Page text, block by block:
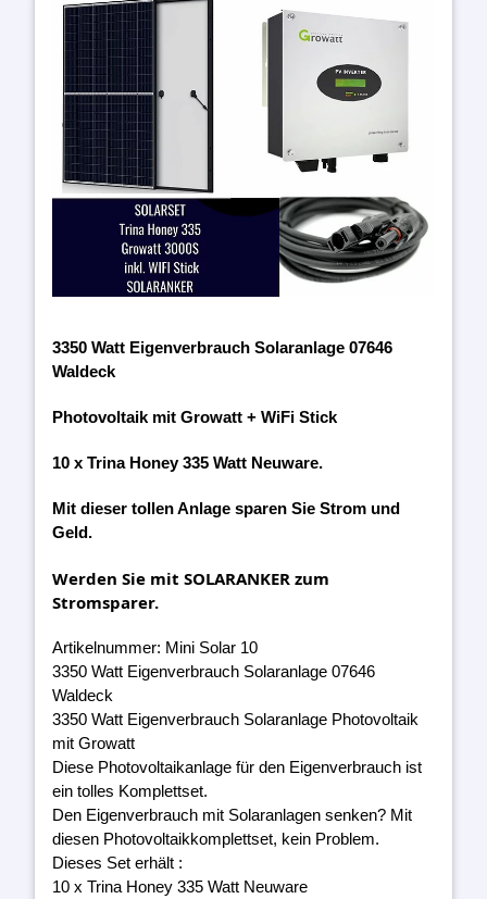
3350 Watt Eigenverbrauch Solaranlage 07646
Waldeck
Photovoltaik mit Growatt + WiFi Stick
10 x Trina Honey 335 Watt Neuware.
Mit dieser tollen Anlage sparen Sie Strom und
Geld.
Werden Sie mit SOLARANKER zum
Stromsparer.
Artikelnummer: Mini Solar 10
3350 Watt Eigenverbrauch Solaranlage 07646
Waldeck
3350 Watt Eigenverbrauch Solaranlage Photovoltaik
mit Growatt
Diese Photovoltaikanlage für den Eigenverbrauch ist
ein tolles Komplettset.
Den Eigenverbrauch mit Solaranlagen senken? Mit
diesen Photovoltaikkomplettset, kein Problem.
Dieses Set erhält :
10 x Trina Honey 335 Watt Neuware